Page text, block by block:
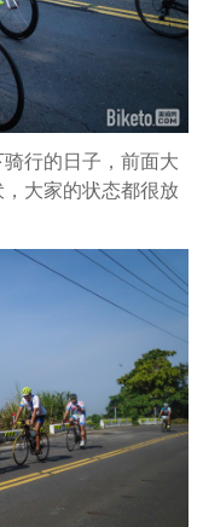
行的日子，前面大
大家的状态都很放